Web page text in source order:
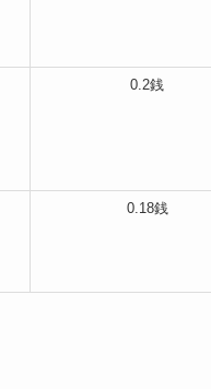
0.2銭
0.18銭